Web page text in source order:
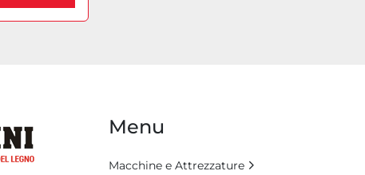
Menu
Macchine e Attrezzature